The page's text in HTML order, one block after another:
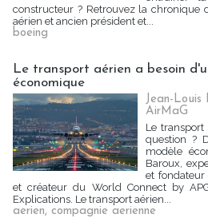
constructeur ? Retrouvez la chronique
aérien et ancien président et...
boeing
Le transport aérien a besoin
économique
Jean-
AirMaG
Le
question ?
modèle
Baroux,
et fondateur
et créateur du World Connect by
Explications. Le transport aérien...
aerien, compagnie aerienne